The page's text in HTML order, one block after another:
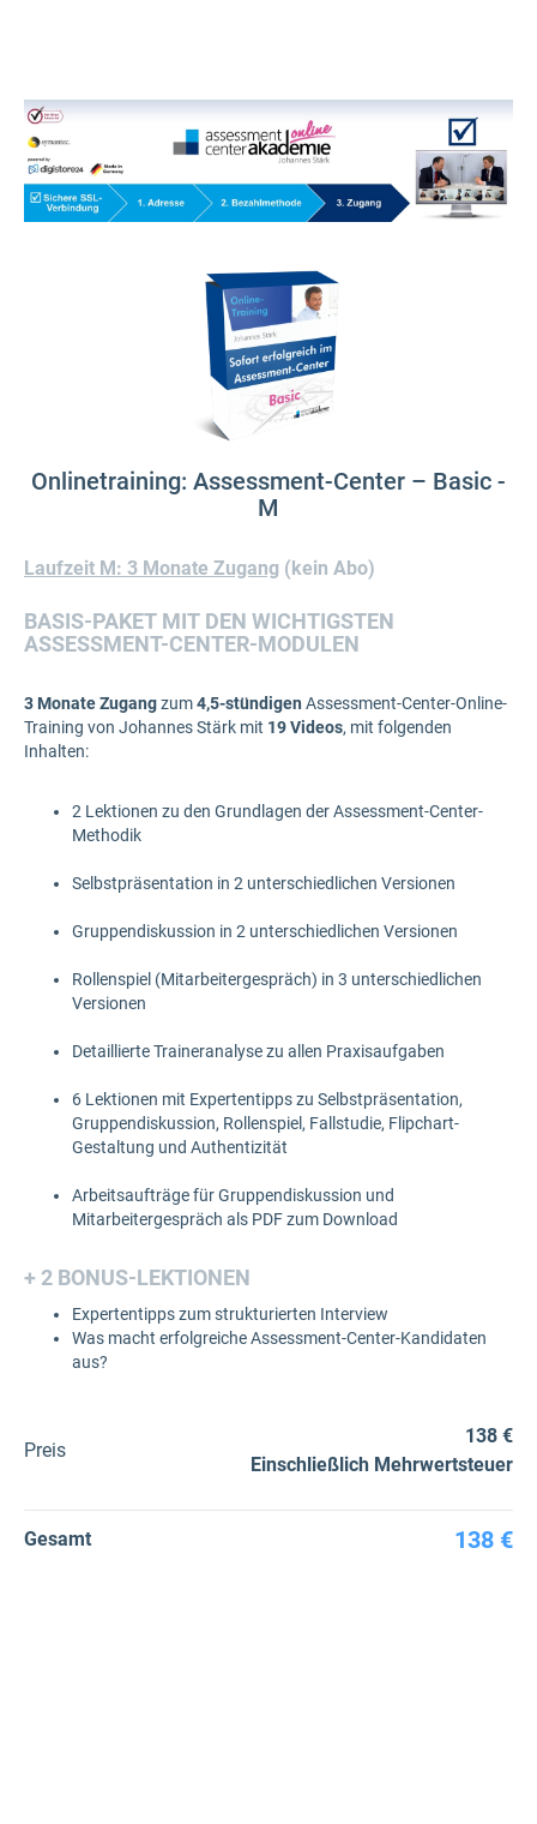
Onlinetraining: Assessment-Center – Basic -
M
Laufzeit M: 3 Monate Zugang (kein Abo)
BASIS-PAKET MIT DEN WICHTIGSTEN
ASSESSMENT-CENTER-MODULEN
3 Monate Zugangzum4,5-stündigen Assessment-Center-Online-
Training von Johannes Stärk mit 19 Videos, mit folgenden
Inhalten:
2 Lektionen zu den Grundlagen der Assessment-Center-
Methodik
Selbstpräsentation in 2 unterschiedlichen Versionen
Gruppendiskussion in 2 unterschiedlichen Versionen
Rollenspiel (Mitarbeitergespräch) in 3 unterschiedlichen
Versionen
Detaillierte Traineranalyse zu allen Praxisaufgaben
6 Lektionen mit Expertentipps zu Selbstpräsentation,
Gruppendiskussion, Rollenspiel, Fallstudie, Flipchart-
Gestaltung und Authentizität
Arbeitsaufträge für Gruppendiskussion und
Mitarbeitergespräch als PDF zum Download
+ 2 BONUS-LEKTIONEN
Expertentipps zum strukturierten Interview
Was macht erfolgreiche Assessment-Center-Kandidaten
aus?
Preis
138 €
Einschließlich Mehrwertsteuer
Gesamt 138 €